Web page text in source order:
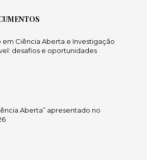
em Ciência Aberta e Investigação
desafios e oportunidades
Aberta” apresentado no